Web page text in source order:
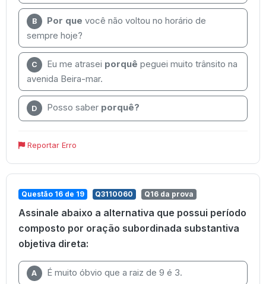
B Por que você não voltou no horário de
sempre hoje?
C Eu me atrasei porquê peguei muito trânsito na
avenida Beira-mar.
D Posso saber porquê?
Reportar Erro
Questão 16 de 19 Q3110060 Q16 da prova
Assinale abaixo a alternativa que possui período
composto por oração subordinada substantiva
objetiva direta:
A É muito óbvio que a raiz de 9 é 3.